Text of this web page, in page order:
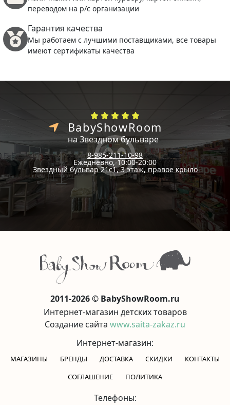
переводом на р/с организации
Гарантия качества
Мы работаем с лучшими поставщиками, все товары
имеют сертификаты качества
BabyShowRoom
на Звездном бульваре
8-985-211-10-98
Ежедневно, 10:00-20:00
Звездный бульвар 21с1, 3 этаж, правое крыло
2011-2026 © BabyShowRoom.ru
Интернет-магазин детских товаров
Создание сайта www.saita-zakaz.ru
Интернет-магазин:
МАГАЗИНЫ БРЕНДЫ ДОСТАВКА СКИДКИ
КОНТАКТЫ
CОГЛАШЕНИЕ
ПОЛИТИКА
Телефоны: